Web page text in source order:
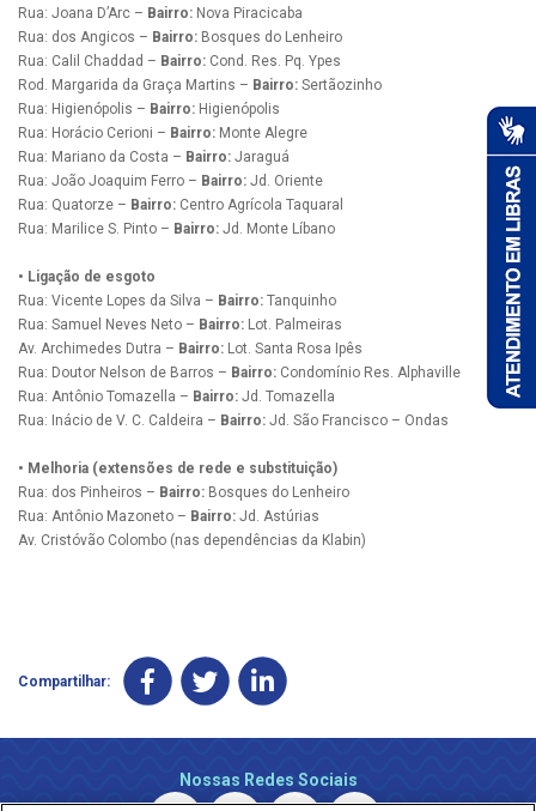
Rua: Joana D’Arc – Bairro: Nova Piracicaba
Rua: dos Angicos – Bairro: Bosques do Lenheiro
Rua: Calil Chaddad – Bairro: Cond. Res. Pq. Ypes
Rod. Margarida da Graça Martins – Bairro: Sertãozinho
Rua: Higienópolis – Bairro: Higienópolis
Rua: Horácio Cerioni – Bairro: Monte Alegre
Rua: Mariano da Costa – Bairro: Jaraguá
Rua: João Joaquim Ferro – Bairro: Jd. Oriente
Rua: Quatorze – Bairro: Centro Agrícola Taquaral
Rua: Marilice S. Pinto – Bairro: Jd. Monte Líbano
• Ligação de esgoto
Rua: Vicente Lopes da Silva – Bairro: Tanquinho
Rua: Samuel Neves Neto – Bairro: Lot. Palmeiras
Av. Archimedes Dutra – Bairro: Lot. Santa Rosa Ipês
Rua: Doutor Nelson de Barros – Bairro: Condomínio Res. Alphaville
Rua: Antônio Tomazella – Bairro: Jd. Tomazella
Rua: Inácio de V. C. Caldeira – Bairro: Jd. São Francisco – Ondas
• Melhoria (extensões de rede e substituição)
Rua: dos Pinheiros – Bairro: Bosques do Lenheiro
Rua: Antônio Mazoneto – Bairro: Jd. Astúrias
Av. Cristóvão Colombo (nas dependências da Klabin)
Compartilhar:
Nossas Redes Sociais